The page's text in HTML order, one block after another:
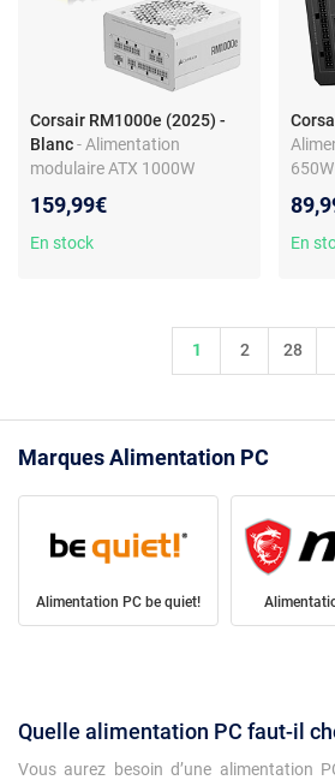
Corsair RM1000e (2025) -
Blanc- Alimentation
modulaire ATX 1000W
Gold
159,99€
En stock En
1 2 28
Marques Alimentation PC
Alimentation PC be quiet!
Quelle alimentation PC faut-il
Vous aurez besoin d’une alimentation